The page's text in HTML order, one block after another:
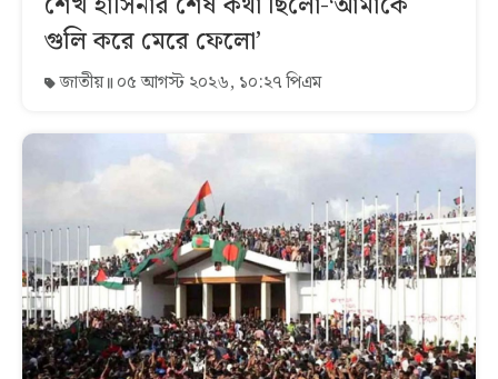
গুলি করে মেরে ফেলো’
জাতীয় ০৫ আগস্ট ২০২৬, ১০:২৭ পিএম